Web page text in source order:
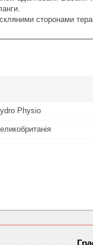
сторонами
Physio